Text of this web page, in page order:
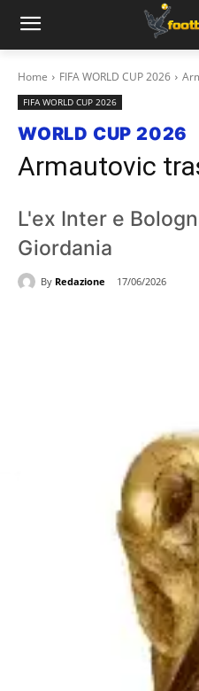
Home FIFA WORLD CUP 2026
FIFA WORLD CUP 2026
WORLD CUP 2026
Armautovic
L'ex Inter e
Giordania
By Redazione 17/06/2026